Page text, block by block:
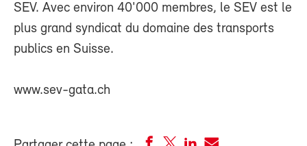
SEV. Avec environ 40'000 membres, le SEV est le
plus grand syndicat du domaine des transports
publics en Suisse.
www.sev-gata.ch